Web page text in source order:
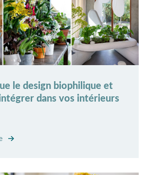
le design biophilique et
dans vos intérieurs